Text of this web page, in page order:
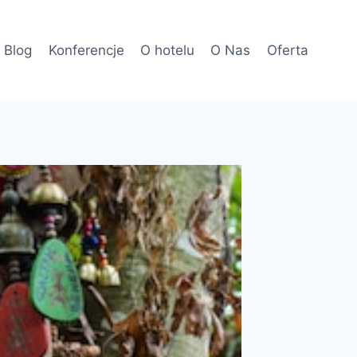
Blog Konferencje O hotelu O Nas Oferta